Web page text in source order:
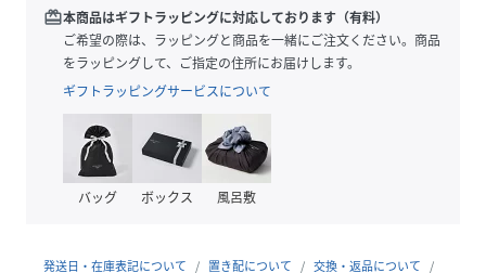
サージカルステンレス素材とは、サージカル＝医療用の、ス
テンレススティール＝錆びない鋼鉄、という2つの言葉を合
わせて作られた造語です。
腐食しにくい素材で、医療用のメスなどの医療用器具や、ハ
サミなどにも使われています。
変色しにくい上に、お風呂、温泉、プール、海など水に強く
錆びにくいのが特徴。
金属アレルギーの方でもご使用いただけるのが最大のメリッ
redeem本商品はギフトラッピングに対応しております（有料）
ご希望の際は、ラッピングと商品を一緒にご注文ください。商品
をラッピングして、ご指定の住所にお届けします。
ギフトラッピングサービスについて
バッグ ボックス 風呂敷
発送日・在庫表記について 置き配について
交換・返品について